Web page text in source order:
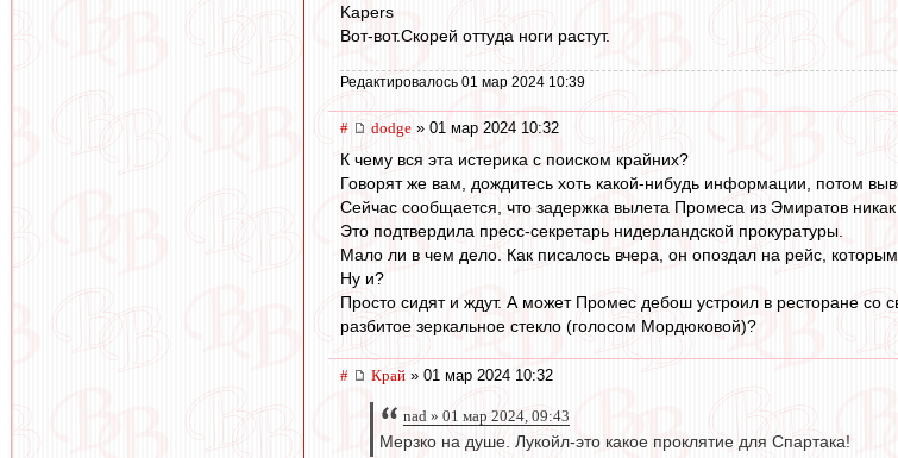
Kapers
Вот-вот.Скорей оттуда ноги растут.
Редактировалось 01 мар 2024 10:39
# dodge » 01 мар 2024 10:32
К чему вся эта истерика с поиском крайних?
Говорят же вам, дождитесь хоть какой-нибудь информации, потом
Сейчас сообщается, что задержка вылета Промеса из Эмиратов
Это подтвердила пресс-секретарь нидерландской прокуратуры.
Мало ли в чем дело. Как писалось вчера, он опоздал на рейс,
Ну и?
Просто сидят и ждут. А может Промес дебош устроил в ресторане со
разбитое зеркальное стекло (голосом Мордюковой)?
# Край » 01 мар 2024 10:32
nad » 01 мар 2024, 09:43
Мерзко на душе. Лукойл-это какое проклятие для Спартака!